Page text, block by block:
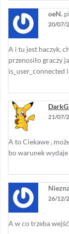
oeN.
20/07/
A i tu jest haczyk,
przenosiło graczy
is_user_connected
21/07/
A to Ciekawe ,
bo warunek
26/12/
A w co trzeba wejść